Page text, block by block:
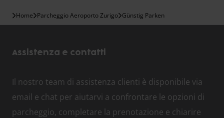
Home Parcheggio Aeroporto Zurigo Günstig Parken
Assistenza e contatti
Il nostro team di assistenza clienti è disponibile via
email e chat per aiutarvi a confrontare le opzioni di
parcheggio, completare la prenotazione e chiarire